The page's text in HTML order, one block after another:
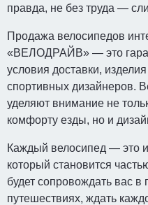
правда, не без труда —
Продажа велосипедов
«ВЕЛОДРАЙВ» — это
условия доставки,
спортивных дизайнеров.
уделяют внимание не
комфорту езды, но и
Каждый велосипед — это
который становится
будет сопровождать вас в
путешествиях, ждать